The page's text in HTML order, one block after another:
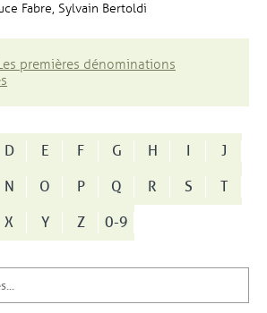
Fabre, Sylvain Bertoldi
premières dénominations
D E F G H I
J
N O P Q R S
T
X Y Z 0-9